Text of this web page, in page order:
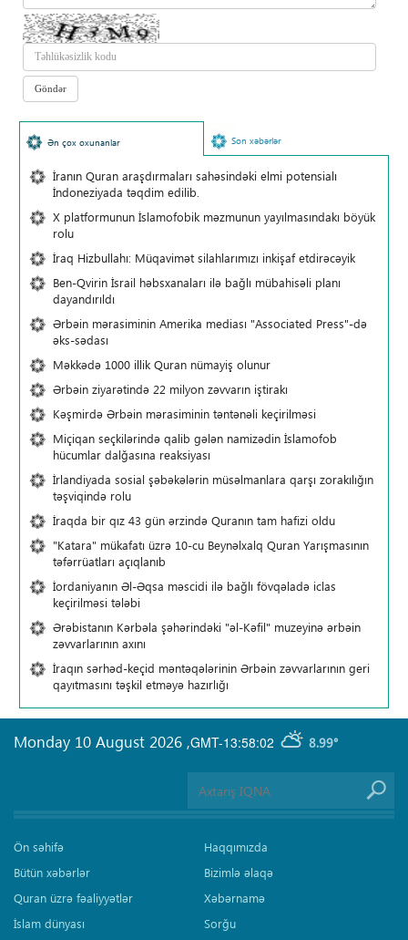
Ən çox oxunanlar Son xəbərlər
İranın Quran araşdırmaları sahəsindəki elmi potensialı
İndoneziyada təqdim edilib.
X platformunun İslamofobik məzmunun yayılmasındakı böyük
rolu
İraq Hizbullahı: Müqavimət silahlarımızı inkişaf etdirəcəyik
Ben-Qvirin İsrail həbsxanaları ilə bağlı mübahisəli planı
dayandırıldı
Ərbəin mərasiminin Amerika mediası "Associated Press"-də
əks-sədası
Məkkədə 1000 illik Quran nümayiş olunur
Ərbəin ziyarətində 22 milyon zəvvarın iştirakı
Kəşmirdə Ərbəin mərasiminin təntənəli keçirilməsi
Miçiqan seçkilərində qalib gələn namizədin İslamofob
hücumlar dalğasına reaksiyası
İrlandiyada sosial şəbəkələrin müsəlmanlara qarşı zorakılığın
təşviqində rolu
İraqda bir qız 43 gün ərzində Quranın tam hafizi oldu
"Katara" mükafatı üzrə 10-cu Beynəlxalq Quran Yarışmasının
təfərrüatları açıqlanıb
İordaniyanın Əl-Əqsa məscidi ilə bağlı fövqəladə iclas
keçirilməsi tələbi
Ərəbistanın Kərbəla şəhərindəki "əl-Kəfil" muzeyinə ərbəin
zəvvarlarının axını
İraqın sərhəd-keçid məntəqələrinin Ərbəin zəvvarlarının geri
qayıtmasını təşkil etməyə hazırlığı
GMT-13:58:02 8.99°
Monday 10 August 2026 ,
Ön səhifə
Bütün xəbərlər
Quran üzrə fəaliyyətlər
İslam dünyası
Haqqımızda
Bizimlə əlaqə
Xəbərnamə
Sorğu